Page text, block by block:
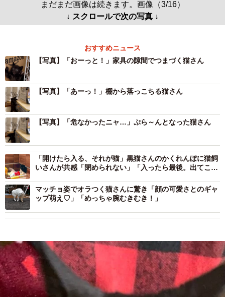
まだまだ画像は続きます。画像（3/16）
↓ スクロールで次の写真 ↓
おすすめニュース
【写真】「おーっと！」家具の隙間でつまづく猫さん
【写真】「あーっ！」棚から落っこちる猫さん
【写真】「危なかったニャ…」ぷら～んとなった猫さん
「開けたら入る、それが猫」黒猫さんのかくれんぼに猫飼
いさんが共感「閉められない」「入ったら最後。出てこな
マッチョ姿でオラつく猫さんに驚き「顔の可愛さとのギャ
ップ萌え♡」「めっちゃ腕むきむき！」